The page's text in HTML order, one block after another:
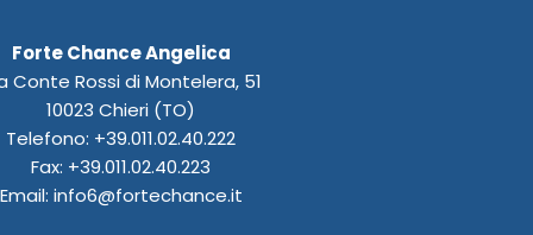
Forte Chance Angelica
Conte Rossi di Montelera, 51
10023 Chieri (TO)
Telefono: +39.011.02.40.222
Fax: +39.011.02.40.223
Email: info6@fortechance.it